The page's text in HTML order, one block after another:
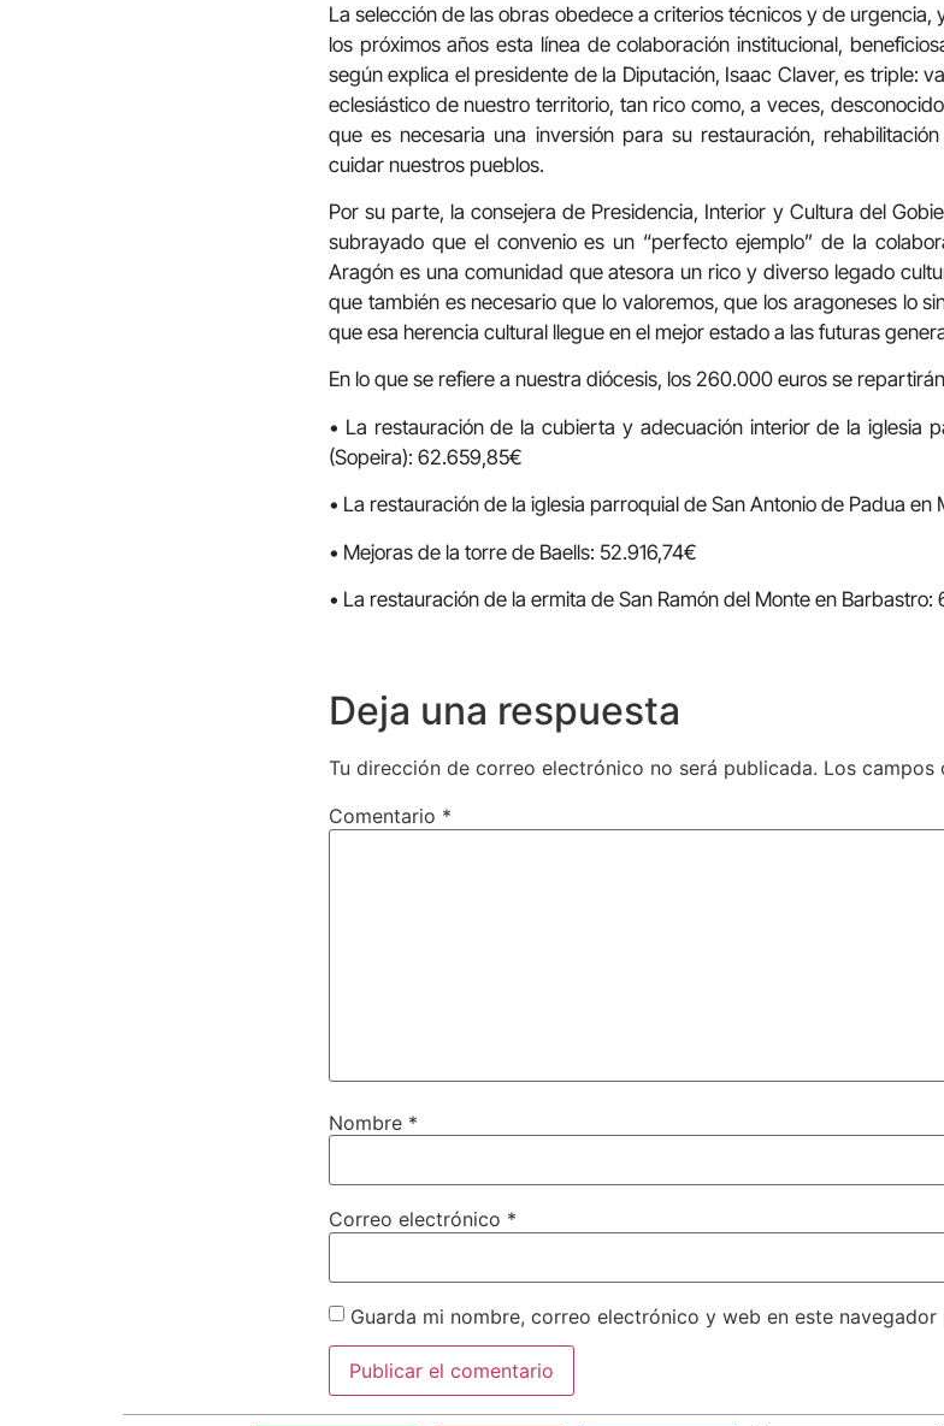
La selección de las obras obedece a criterios técnicos y de
los próximos años esta línea de colaboración institucional,
según explica el presidente de la Diputación, Isaac Claver, es triple:
eclesiástico de nuestro territorio, tan rico como, a veces,
que es necesaria una inversión para su restauración,
cuidar nuestros pueblos.
Por su parte, la consejera de Presidencia, Interior y Cultura del
subrayado que el convenio es un “perfecto ejemplo” de la
Aragón es una comunidad que atesora un rico y diverso legado
que también es necesario que lo valoremos, que los aragoneses lo
que esa herencia cultural llegue en el mejor estado a las futuras
En lo que se refiere a nuestra diócesis, los 260.000 euros se
• La restauración de la cubierta y adecuación interior de la iglesia
(Sopeira): 62.659,85€
• La restauración de la iglesia parroquial de San Antonio de Padua en
• Mejoras de la torre de Baells: 52.916,74€
• La restauración de la ermita de San Ramón del Monte en
Deja una respuesta
Tu dirección de correo electrónico no será publicada. Los campos
Comentario *
Nombre *
Correo electrónico *
Guarda mi nombre, correo electrónico y web en este